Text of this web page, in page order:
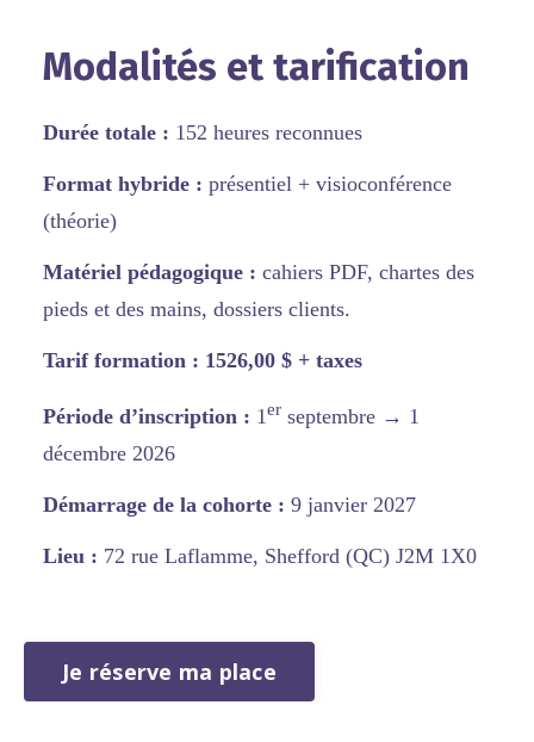
Modalités et tarification
Durée totale : 152 heures reconnues
Format hybride : présentiel + visioconférence
(théorie)
Matériel pédagogique : cahiers PDF, chartes des
pieds et des mains, dossiers clients.
Tarif formation : 1526,00 $ + taxes
Période d’inscription : 1er septembre → 1
décembre 2026
Démarrage de la cohorte : 9 janvier 2027
Lieu : 72 rue Laflamme, Shefford (QC) J2M 1X0
Je réserve ma place